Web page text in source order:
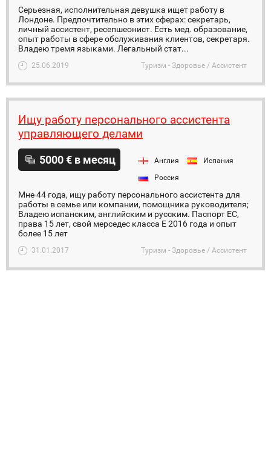
Серьезная, исполнительная девушка ищет работу в
Лондоне. Предпочтительно в этих сферах: секретарь,
личный ассистент, ресепшеонист. Есть мед. образование,
опыт работы в сфере обслуживания клиентов, секретаря.
Владею тремя языками. Легальный стат...
25.06.2019 Туризм - Здоровье / Ассистент
Ищу работу персонального ассистента
управляющего делами
5000 € в месяц Англия
Испания
Россия
Мне 44 года, ищу работу персонального ассистента для
работы в семье или компании, помощника руководителя;
Владею испанским, английским и русским. Паспорт ЕС,
права 15 лет, свой мерседес класса Е 2016 года и опыт
более 15 лет
31.01.2017 Туризм - Здоровье / Ассистент